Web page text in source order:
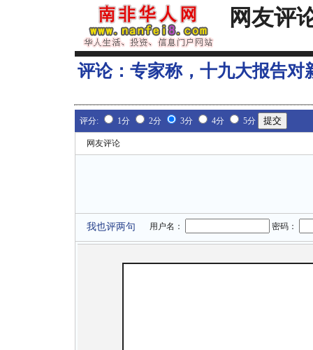
网友评
评论： 专家称，十九大报告对
评分: 1分 2分 3分 4分 5分
网友评论
我也评两句 用户名： 密码：